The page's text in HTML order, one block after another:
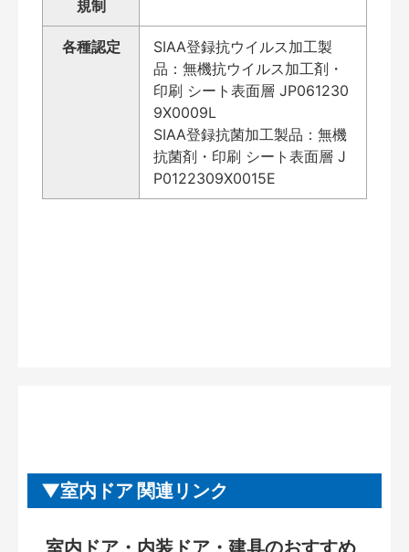
規制
各種認定
SIAA登録抗ウイルス加工製
品：無機抗ウイルス加工剤・
印刷 シート表面層 JP061230
9X0009L
SIAA登録抗菌加工製品：無機
抗菌剤・印刷 シート表面層 J
P0122309X0015E
室内ドア 関連リンク